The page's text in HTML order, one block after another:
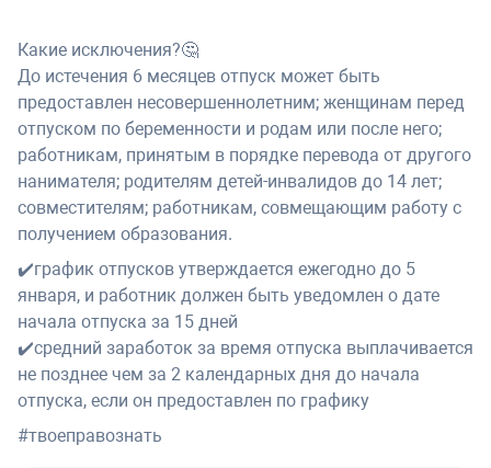
Какие исключения?🤔
До истечения 6 месяцев отпуск может быть
предоставлен несовершеннолетним; женщинам перед
отпуском по беременности и родам или после него;
работникам, принятым в порядке перевода от другого
нанимателя; родителям детей-инвалидов до 14 лет;
совместителям; работникам, совмещающим работу с
получением образования.
✔️график отпусков утверждается ежегодно до 5
января, и работник должен быть уведомлен о дате
начала отпуска за 15 дней
✔️средний заработок за время отпуска выплачивается
не позднее чем за 2 календарных дня до начала
отпуска, если он предоставлен по графику
#твоеправознать